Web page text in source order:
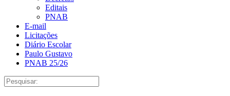
Editais
PNAB
E-mail
Licitações
Diário Escolar
Paulo Gustavo
PNAB 25/26